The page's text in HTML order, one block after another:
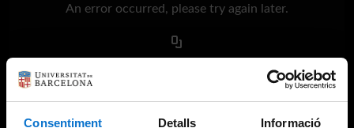
Consentiment Detalls Informació
An error occurred, please try again later.